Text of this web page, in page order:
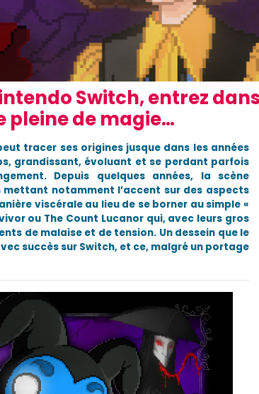
Switch, entrez
pleine de magie…
tracer ses origines jusque dans les années
grandissant, évoluant et se perdant parfois
Depuis quelques années, la scène
notamment l’accent sur des aspects
viscérale au lieu de se borner au simple «
ou The Count Lucanor qui, avec leurs gros
de malaise et de tension. Un dessein que le
succès sur Switch, et ce, malgré un portage